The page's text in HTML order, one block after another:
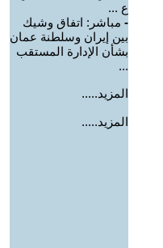
ع ...
- مباشر: اتفاق وشيك
بين إيران وسلطنة عمان
بشأن الإدارة المستقب
...
المزيد.....
المزيد.....